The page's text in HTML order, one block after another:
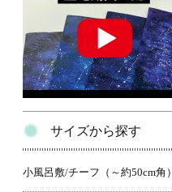
サイズから探す
小風呂敷/チーフ（～約50cm角）